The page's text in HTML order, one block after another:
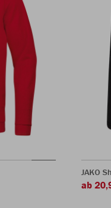
JAKO
ab